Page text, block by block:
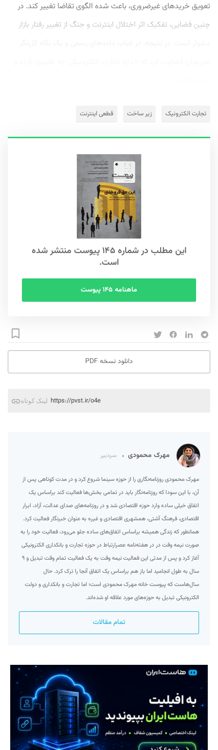
تعویق خریدهای غیرضروری، باعث شده الگوی تقاضا تغییر کند. در
چنین فضایی، تفکیک اثر اختلال اینترنت و جنگ از تغییر رفتار بازار
تجارت الکترونیک زیر ساخت قطعی اینترنت
این مطلب در شماره ۱۴۵ پیوست منتشر شده
است.
ماهنامه ۱۴۵ پیوست
دانلود نسخه PDF
لینک کوتاه https://pvst.ir/o4e
مهرک محمودی سردبیر
مهرک محمودی روزنامه‌نگاری را از حوزه سینما شروع کرد و در مدت کوتاهی پس از
آن، با این سودا که روزنامه‌نگار باید در تمامی بخش‌ها فعالیت کند براساس یک
اتفاق خیلی ساده وارد حوزه اقتصادی شد و در روزنامه‌های صدای عدالت، آزاد، ابرار
اقتصادی، فرهنگ آشتی، همشهری اقتصادی و غیره به عنوان خبرنگار فعالیت کرد.
همانطور که زندگی همیشه براساس اتفاق‌های ساده جلو می‌رود، فعالیت خود را به
صورت نیمه وقت در در هفته‌نامه عصرارتباط در حوزه تجارت و بانکداری الکترونیکی
آغاز کرد و پس از مدتی این فعالیت نیمه وقت به یک فعالیت تمام وقت تبدیل و ۹
سال به طول انجامید اما باز هم براساس یک اتفاق آنجا را ترک کرد. حال
سال‌هاست که پیوست خانه مهرک محمودی است؛ اما تجارت و بانکداری و دولت
الکترونیکی تبدیل به حوزه‌های مورد علاقه او شده‌اند.
تمام مقالات